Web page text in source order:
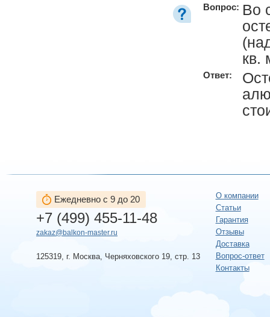
Вопрос: Во
кв.
Ответ:
Ежедневно с 9 до 20
+7 (499) 455-11-48
zakaz@balkon-master.ru
125319, г. Москва, Черняховского 19, стр. 13
О компании
Статьи
Гарантия
Отзывы
Доставка
Вопрос-ответ
Контакты